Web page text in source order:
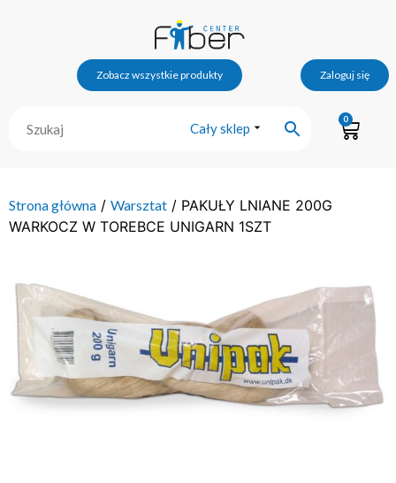
Zobacz wszystkie produkty Zaloguj się
Cały sklep
0
Strona główna / Warsztat / PAKUŁY LNIANE 200G
WARKOCZ W TOREBCE UNIGARN 1SZT